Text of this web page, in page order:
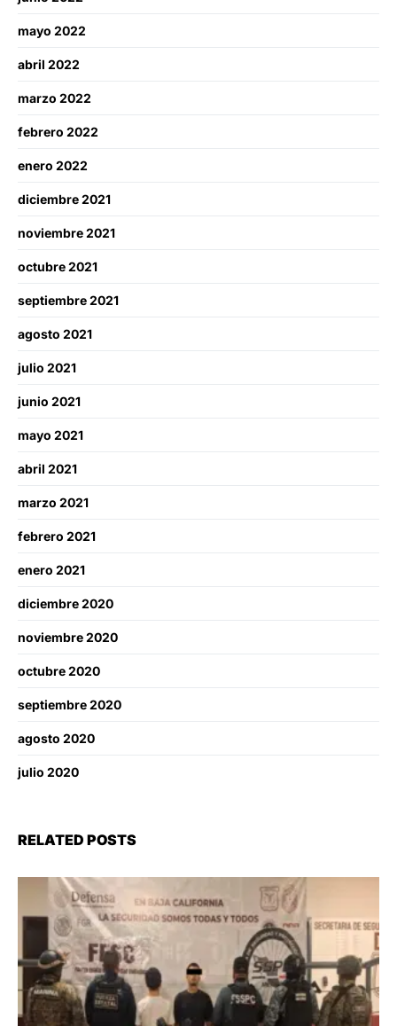
mayo 2022
abril 2022
marzo 2022
febrero 2022
enero 2022
diciembre 2021
noviembre 2021
octubre 2021
septiembre 2021
agosto 2021
julio 2021
junio 2021
mayo 2021
abril 2021
marzo 2021
febrero 2021
enero 2021
diciembre 2020
noviembre 2020
octubre 2020
septiembre 2020
agosto 2020
julio 2020
RELATED POSTS